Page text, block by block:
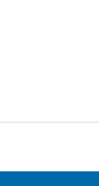
önleme
sıralanabilir:
hem kaynak
önüne geçildiği